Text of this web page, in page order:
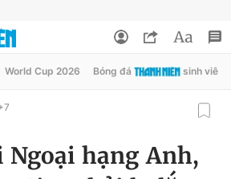
BÁO
World Cup 2026 Bóng đá sinh viên
Ngoại hạng Anh,